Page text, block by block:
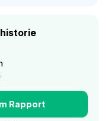
Rapport